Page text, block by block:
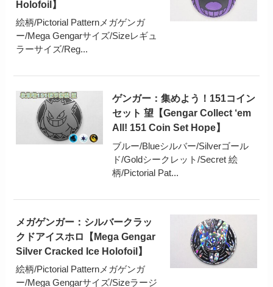
Holofoil】
絵柄/Pictorial Patternメガゲンガ
ー/Mega Gengarサイズ/Sizeレギュ
ラーサイズ/Reg...
ゲンガー：集めよう！151コイン
セット 望【Gengar Collect ‘em
All! 151 Coin Set Hope】
ブルー/Blueシルバー/Silverゴール
ド/Goldシークレット/Secret 絵
柄/Pictorial Pat...
メガゲンガー：シルバークラッ
クドアイスホロ【Mega Gengar
Silver Cracked Ice Holofoil】
絵柄/Pictorial Patternメガゲンガ
ー/Mega Gengarサイズ/Sizeラージ